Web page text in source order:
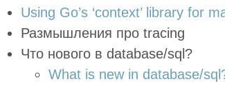
Using Go’s ‘context’ library for
Размышления про tracing
Что нового в database/sql?
What is new in database/